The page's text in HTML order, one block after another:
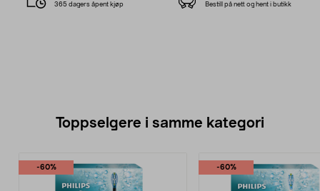
365 dagers åpent kjøp Bestill på nett og hent i butikk
Toppselgere i samme kategori
-60% -60%